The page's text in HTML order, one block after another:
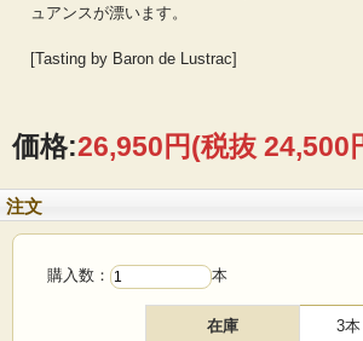
ュアンスが漂います。
[Tasting by Baron de Lustrac]
価格:26,950円(税抜 24,500
注文
購入数： 本
在庫 3本